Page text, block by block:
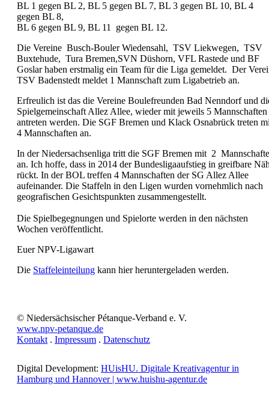
BL 1 gegen BL 2, BL 5 gegen BL 7, BL 3 gegen BL 10, BL 4
gegen BL 8,
BL 6 gegen BL 9, BL 11 gegen BL 12.
Die Vereine Busch-Bouler Wiedensahl, TSV Liekwegen, TSV
Buxtehude, Tura Bremen,SVN Düshorn, VFL Rastede und BF
Goslar haben erstmalig ein Team für die Liga gemeldet. Der
TSV Badenstedt meldet 1 Mannschaft zum Ligabetrieb an.
Erfreulich ist das die Vereine Boulefreunden Bad Nenndorf und
Spielgemeinschaft Allez Allee, wieder mit jeweils 5 Mannschaften
antreten werden. Die SGF Bremen und Klack Osnabrück treten
4 Mannschaften an.
In der Niedersachsenliga tritt die SGF Bremen mit 2
an. Ich hoffe, dass in 2014 der Bundesligaaufstieg in greifbare
rückt. In der BOL treffen 4 Mannschaften der SG Allez Allee
aufeinander. Die Staffeln in den Ligen wurden vornehmlich nach
geografischen Gesichtspunkten zusammengestellt.
Die Spielbegegnungen und Spielorte werden in den nächsten
Wochen veröffentlicht.
Euer NPV-Ligawart
Die Staffeleinteilung kann hier heruntergeladen werden.
© Niedersächsischer Pétanque-Verband e. V.
www.npv-petanque.de
Kontakt . Impressum . Datenschutz
Digital Development: HUisHU. Digitale Kreativagentur in
Hamburg und Hannover | www.huishu-agentur.de